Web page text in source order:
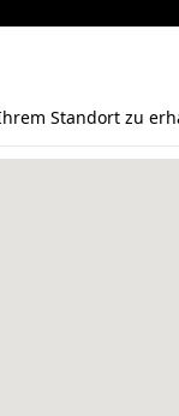
Standort zu